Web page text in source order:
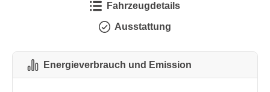
Fahrzeugdetails
Ausstattung
Energieverbrauch und Emission